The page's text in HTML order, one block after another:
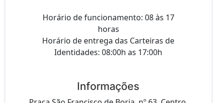
Horário de funcionamento: 08 às 17
horas
Horário de entrega das Carteiras de
Identidades: 08:00h as 17:00h
Informações